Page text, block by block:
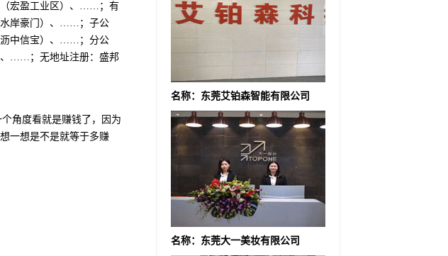
（宏盈工业区）、……；有
水岸豪门）、……；子公
沥中信宝）、……；分公
、……；无地址注册：盛邦
角度看就是赚钱了，因为
一想是不是就等于多赚
名称：东莞艾铂森智能有限公司
名称：东莞大一美妆有限公司